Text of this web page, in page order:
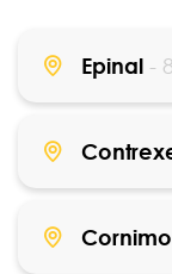
Epinal -